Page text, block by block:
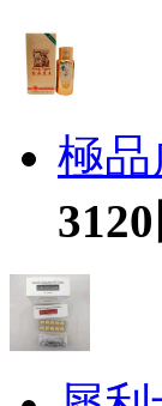
極品
3120